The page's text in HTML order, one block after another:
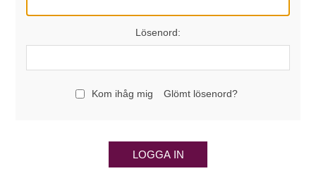
Lösenord:
Kom ihåg mig Glömt lösenord?
LOGGA IN